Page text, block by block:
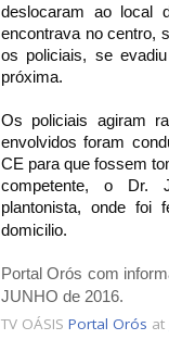
deslocaram ao local
encontrava no centro,
os policiais, se
próxima.
Os policiais agiram
envolvidos foram
CE para que fossem
competente, o Dr.
plantonista, onde foi
domicilio.
Portal Orós com
JUNHO de 2016.
TV OÁSIS Portal Orós at